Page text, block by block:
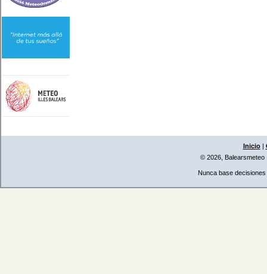
Inicio|
© 2026, Balearsmeteo
Nunca base